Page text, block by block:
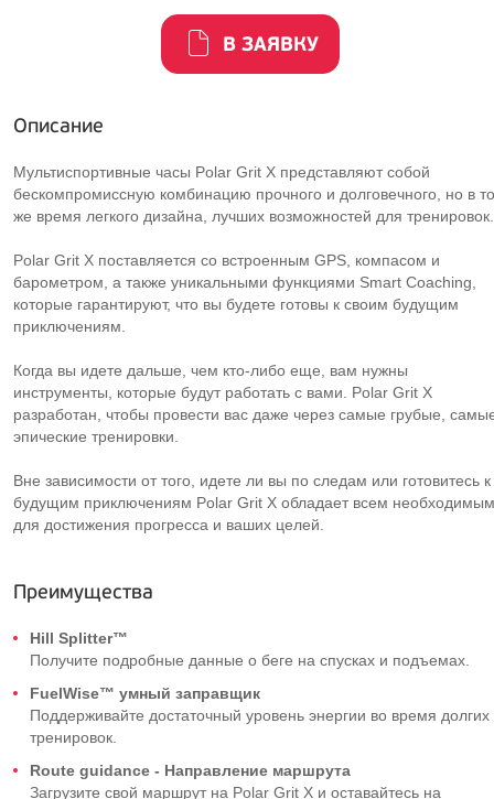
В ЗАЯВКУ
Описание
Мультиспортивные часы Polar Grit X представляют собой
бескомпромиссную комбинацию прочного и долговечного, но в то
же время легкого дизайна, лучших возможностей для тренировок.
Polar Grit X поставляется со встроенным GPS, компасом и
барометром, а также уникальными функциями Smart Coaching,
которые гарантируют, что вы будете готовы к своим будущим
приключениям.
Когда вы идете дальше, чем кто-либо еще, вам нужны
инструменты, которые будут работать с вами. Polar Grit X
разработан, чтобы провести вас даже через самые грубые,
эпические тренировки.
Вне зависимости от того, идете ли вы по следам или готовитесь к
будущим приключениям Polar Grit X обладает всем необходимым
для достижения прогресса и ваших целей.
Преимущества
Hill Splitter™
Получите подробные данные о беге на спусках и подъемах.
FuelWise™ умный заправщик
Поддерживайте достаточный уровень энергии во время долгих
тренировок.
Route guidance - Направление маршрута
Загрузите свой маршрут на Polar Grit X и оставайтесь на